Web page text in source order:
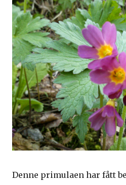
Denne primulaen har fått